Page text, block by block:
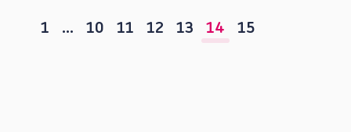
1 … 10 11 12 13 14 15